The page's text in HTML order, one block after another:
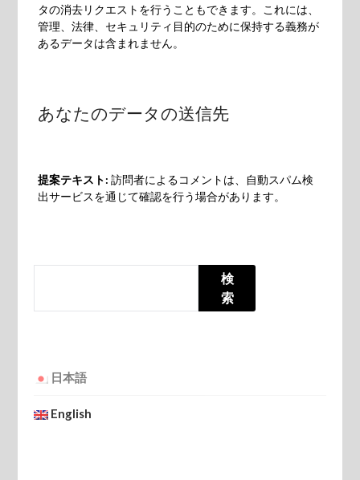
タの消去リクエストを行うこともできます。これには、
管理、法律、セキュリティ目的のために保持する義務が
あるデータは含まれません。
あなたのデータの送信先
提案テキスト:訪問者によるコメントは、自動スパム検
出サービスを通じて確認を行う場合があります。
検
索
日本語
English